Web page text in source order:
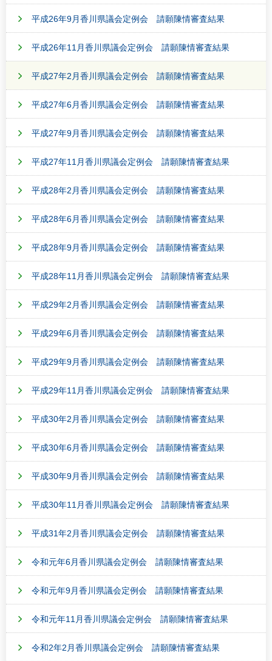
平成26年9月香川県議会定例会 請願陳情審査結果
平成26年11月香川県議会定例会 請願陳情審査結果
平成27年2月香川県議会定例会 請願陳情審査結果
平成27年6月香川県議会定例会 請願陳情審査結果
平成27年9月香川県議会定例会 請願陳情審査結果
平成27年11月香川県議会定例会 請願陳情審査結果
平成28年2月香川県議会定例会 請願陳情審査結果
平成28年6月香川県議会定例会 請願陳情審査結果
平成28年9月香川県議会定例会 請願陳情審査結果
平成28年11月香川県議会定例会 請願陳情審査結果
平成29年2月香川県議会定例会 請願陳情審査結果
平成29年6月香川県議会定例会 請願陳情審査結果
平成29年9月香川県議会定例会 請願陳情審査結果
平成29年11月香川県議会定例会 請願陳情審査結果
平成30年2月香川県議会定例会 請願陳情審査結果
平成30年6月香川県議会定例会 請願陳情審査結果
平成30年9月香川県議会定例会 請願陳情審査結果
平成30年11月香川県議会定例会 請願陳情審査結果
平成31年2月香川県議会定例会 請願陳情審査結果
令和元年6月香川県議会定例会 請願陳情審査結果
令和元年9月香川県議会定例会 請願陳情審査結果
令和元年11月香川県議会定例会 請願陳情審査結果
令和2年2月香川県議会定例会 請願陳情審査結果